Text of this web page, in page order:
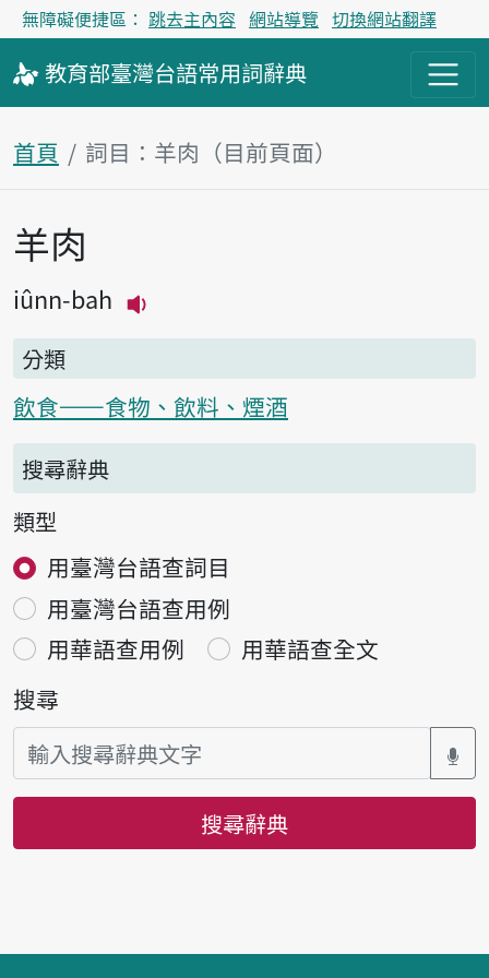
無障礙便捷區： 跳去主內容 網站導覽 切換網站翻譯
教育部臺灣台語常用詞辭典
首頁 詞目：羊肉（目前頁面）
主內容區塊
羊肉
iûnn-bah
分類
飲食——食物、飲料、煙酒
搜尋辭典
類型
用臺灣台語查詞目
用臺灣台語查用例
用華語查用例
用華語查全文
搜尋
搜尋辭典